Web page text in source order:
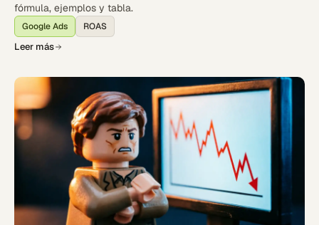
fórmula, ejemplos y tabla.
Google Ads ROAS
Leer más